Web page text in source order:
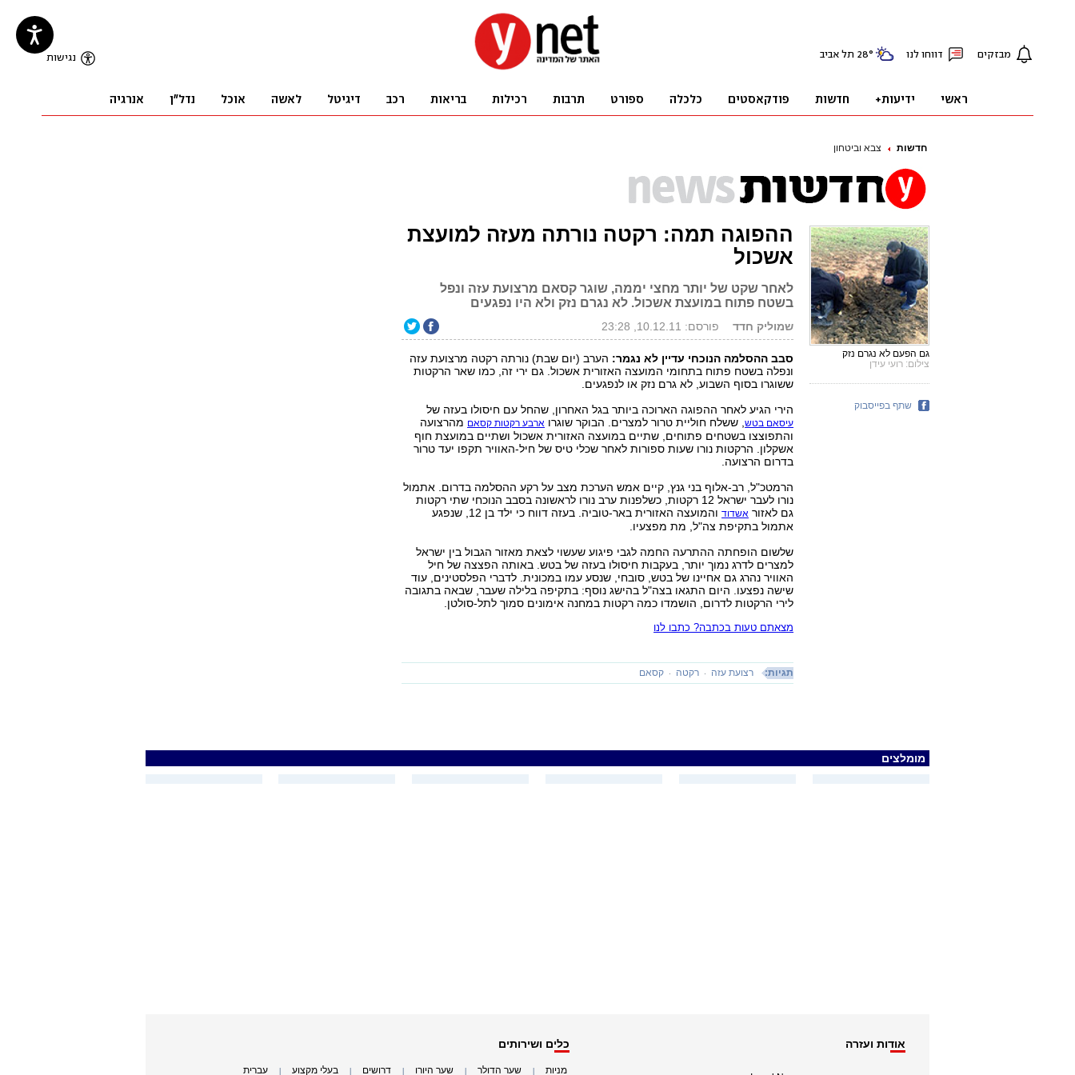
חדשות צבא וביטחון
ההפוגה תמה: רקטה נורתה מעזה למועצת
אשכול
לאחר שקט של יותר מחצי יממה, שוגר קסאם מרצועת עזה ונפל
בשטח פתוח במועצת אשכול. לא נגרם נזק ולא היו נפגעים
שמוליק חדד פורסם: 10.12.11, 23:28
סבב ההסלמה הנוכחי עדיין לא נגמר: הערב (יום שבת) נורתה רקטה מרצועת עזה
ונפלה בשטח פתוח בתחומי המועצה האזורית אשכול. גם ירי זה, כמו שאר הרקטות
ששוגרו בסוף השבוע, לא גרם נזק או לנפגעים.
הירי הגיע לאחר ההפוגה הארוכה ביותר בגל האחרון, שהחל עם חיסולו בעזה של
עיסאם בטש, ששלח חוליית טרור למצרים. הבוקר שוגרו ארבע רקטות קסאם מהרצועה
והתפוצצו בשטחים פתוחים, שתיים במועצה האזורית אשכול ושתיים במועצת חוף
אשקלון. הרקטות נורו שעות ספורות לאחר שכלי טיס של חיל-האוויר תקפו יעד טרור
בדרום הרצועה.
הרמטכ"ל, רב-אלוף בני גנץ, קיים אמש הערכת מצב על רקע ההסלמה בדרום. אתמול
נורו לעבר ישראל 12 רקטות, כשלפנות ערב נורו לראשונה בסבב הנוכחי שתי רקטות
גם לאזור אשדוד
והמועצה האזורית באר-טוביה. בעזה דווח כי ילד בן 12, שנפגע
אתמול בתקיפת צה"ל, מת מפצעיו.
שלשום הופחתה ההתרעה החמה לגבי פיגוע שעשוי לצאת מאזור הגבול בין ישראל
למצרים לדרג נמוך יותר, בעקבות חיסולו בעזה של בטש. באותה הפצצה של חיל
האוויר נהרג גם אחיינו של בטש, סובחי, שנסע עמו במכונית. לדברי הפלסטינים, עוד
שישה נפצעו. היום התגאו בצה"ל בהישג נוסף: בתקיפה בלילה שעבר, שבאה בתגובה
לירי הרקטות לדרום, הושמדו כמה רקטות במחנה אימונים סמוך לתל-סולטן.
מצאתם טעות בכתבה? כתבו לנו
תגיות: רצועת עזה רקטה קסאם
גם הפעם לא נגרם נזק
צילום: רועי עידן
שתף בפייסבוק
מומלצים
אודות ועזרה כלים ושירותים
מניות שער הדולר שער היורו דרושים בעלי מקצוע עברית